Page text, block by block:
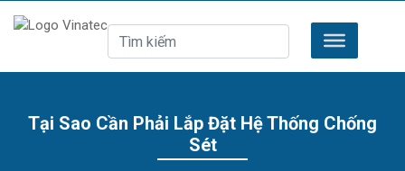
Tại Sao Cần Phải Lắp Đặt Hệ Thống Chống
Sét